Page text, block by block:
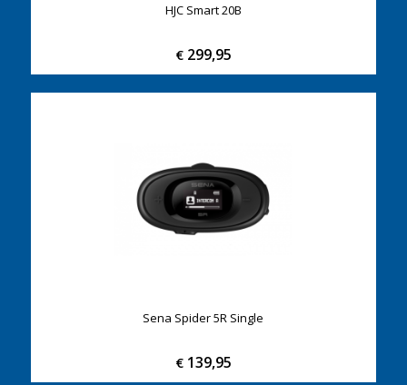
HJC Smart 20B
€299,95
Sena Spider 5R Single
€139,95